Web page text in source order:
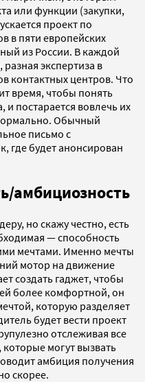
или функции (закупки,
проект по
в пяти европейских
из России. В каждой
экспертиза в
контактных центров. Что
время, чтобы понять
постарается вовлечь их
Обычный
письмо с
где будет анонсирован
амбициозность
но скажу честно, есть
— способность
мечтами. Именно мечты
мотор на движение
создать гаджет, чтобы
более комфортной, он
которую разделяет
будет вести проект
отслеживая все
могут вызвать
амбиция получения
скорее.